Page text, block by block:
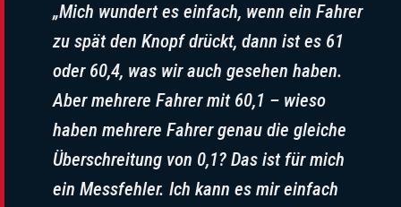
„Mich wundert es einfach, wenn ein Fahrer
zu spät den Knopf drückt, dann ist es 61
oder 60,4, was wir auch gesehen haben.
Aber mehrere Fahrer mit 60,1 – wieso
haben mehrere Fahrer genau die gleiche
Überschreitung von 0,1? Das ist für mich
ein Messfehler. Ich kann es mir einfach